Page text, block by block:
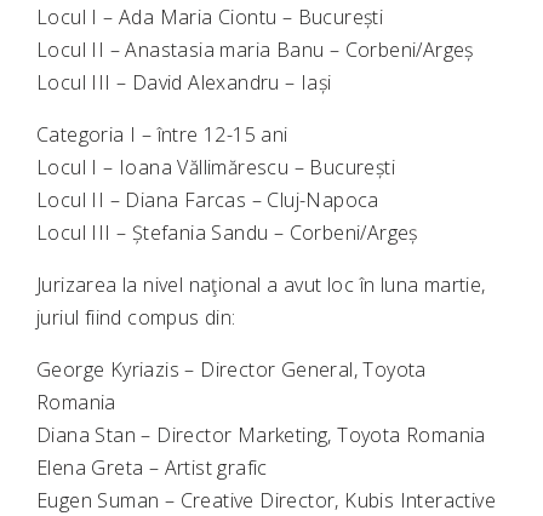
Locul I – Ada Maria Ciontu – București
Locul II – Anastasia maria Banu – Corbeni/Argeș
Locul III – David Alexandru – Iași
Categoria I – între 12-15 ani
Locul I – Ioana Văllimărescu – București
Locul II – Diana Farcas – Cluj-Napoca
Locul III – Ștefania Sandu – Corbeni/Argeș
Jurizarea la nivel naţional a avut loc în luna martie,
juriul fiind compus din:
George Kyriazis – Director General, Toyota
Romania
Diana Stan – Director Marketing, Toyota Romania
Elena Greta – Artist grafic
Eugen Suman – Creative Director, Kubis Interactive